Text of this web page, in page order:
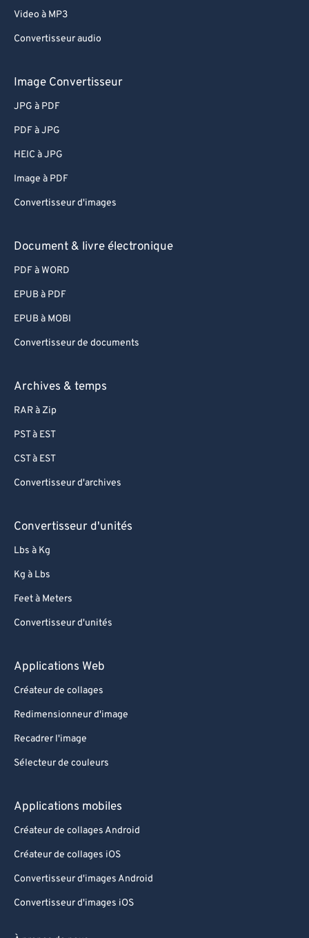
Video à MP3
Convertisseur audio
Image Convertisseur
JPG à PDF
PDF à JPG
HEIC à JPG
Image à PDF
Convertisseur d'images
Document & livre électronique
PDF à WORD
EPUB à PDF
EPUB à MOBI
Convertisseur de documents
Archives & temps
RAR à Zip
PST à EST
CST à EST
Convertisseur d'archives
Convertisseur d'unités
Lbs à Kg
Kg à Lbs
Feet à Meters
Convertisseur d'unités
Applications Web
Créateur de collages
Redimensionneur d'image
Recadrer l'image
Sélecteur de couleurs
Applications mobiles
Créateur de collages Android
Créateur de collages iOS
Convertisseur d'images Android
Convertisseur d'images iOS